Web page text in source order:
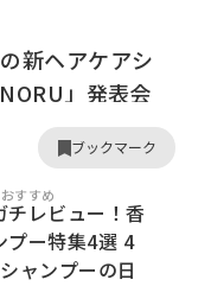
新ヘアケアシ
」発表会
ブックマーク
すすめ
チレビュー！香
プー特集4選 4
ャンプーの日